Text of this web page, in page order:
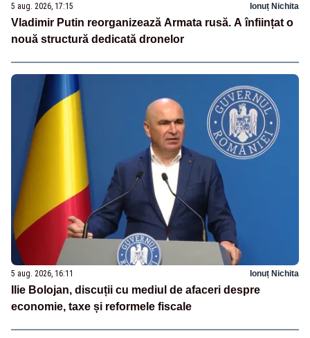
5 aug. 2026, 17:15 Ionuț Nichita
Vladimir Putin reorganizează Armata rusă. A înființat o
nouă structură dedicată dronelor
5 aug. 2026, 16:11 Ionuț Nichita
Ilie Bolojan, discuții cu mediul de afaceri despre
economie, taxe și reformele fiscale